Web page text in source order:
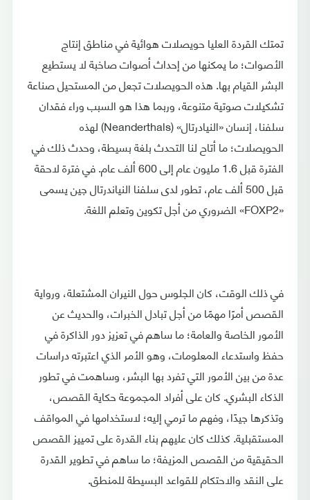
تمتك القردة العليا حويصلات هوائية في مناطق إنتاج
الأصوات؛ ما يمكنها من إحداث أصوات صاخبة لا يستطيع
البشر القيام بها. هذه الحويصلات تجعل من المستحيل صناعة
تشكيلات صوتية متنوعة، وربما هذا هو السبب وراء فقدان
سلفنا، إنسان «النيادرتال» (Neanderthals) لهذه
الحويصلات؛ ما أتاح لنا التحدث بلغة بسيطة، وحدث ذلك في
الفترة قبل 1.6 مليون عام إلى 600 ألف عام. في فترة لاحقة
قبل 500 ألف عام، تطور لدى سلفنا النياندرتال جين يسمى
«FOXP2» الضروري من أجل تكوين وتعلم اللغة.
في ذلك الوقت، كان الجلوس حول النيران المشتعلة، ورواية
القصص أمرًا مهمًا من أجل تبادل الخبرات، والحديث عن
الأمور الخاصة والعامة؛ ما ساهم في تعزيز دور الذاكرة في
حفظ واستدعاء المعلومات، وهو الأمر الذي اعتبرته دراسات
عدة من بين الأمور التي تفرد بها البشر، وساهمت في تطور
الذكاء البشري. كان على أفراد المجموعة حكاية القصص،
وتذكرها جيدًا، وفهم ما ترمي إليه؛ لاستخدامها في المواقف
المستقبلية. كذلك كان عليهم بناء القدرة على تمييز القصص
الحقيقية من القصص المزيفة؛ ما ساهم في تطوير القدرة
على النقد والاحتكام للقواعد البسيطة للمنطق.